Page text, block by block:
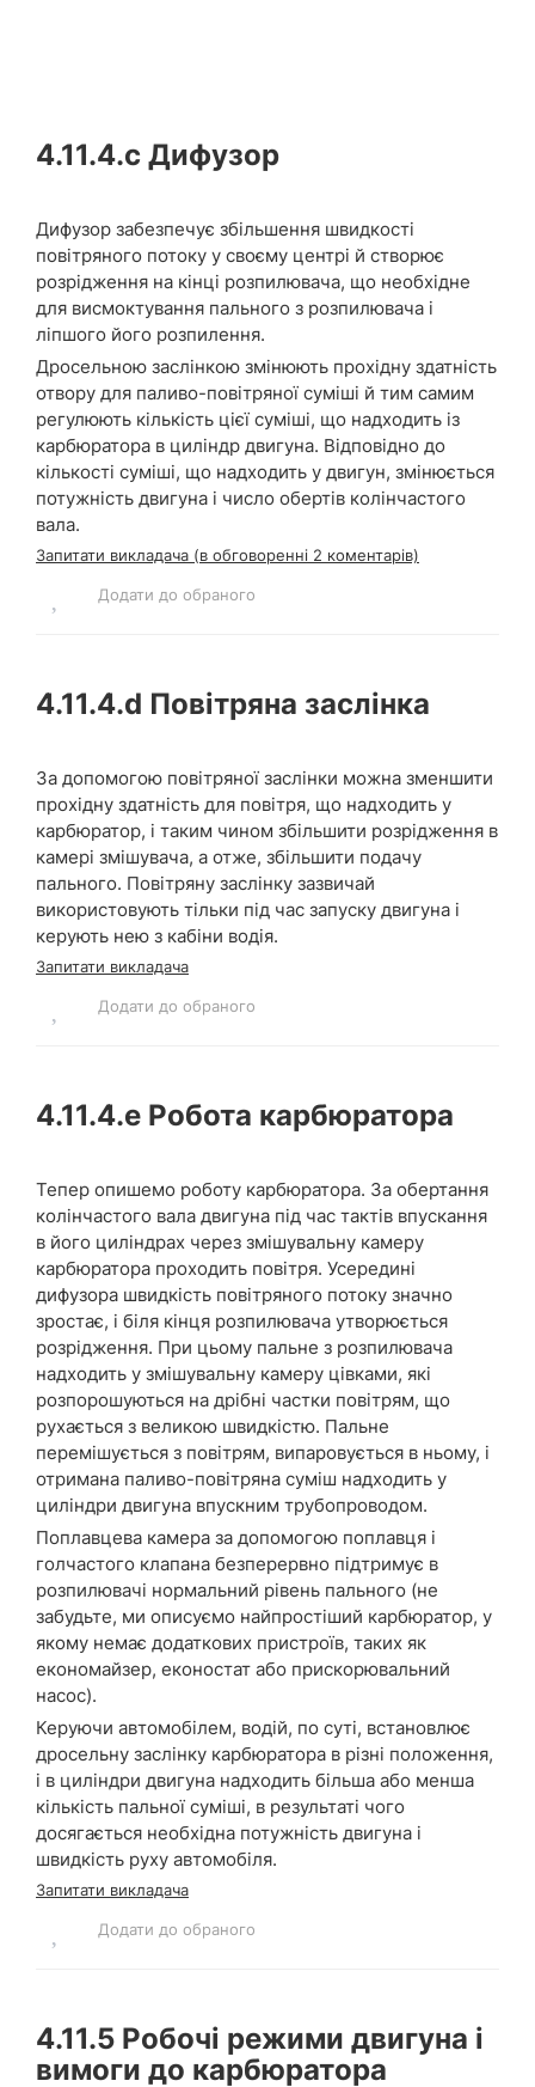
4.11.4.c Дифузор
Дифузор забезпечує збільшення швидкості
повітряного потоку у своєму центрі й створює
розрідження на кінці розпилювача, що необхідне
для висмоктування пального з розпилювача і
ліпшого його розпилення.
Дросельною заслінкою змінюють прохідну здатність
отвору для паливо-повітряної суміші й тим самим
регулюють кількість цієї суміші, що надходить із
карбюратора в циліндр двигуна. Відповідно до
кількості суміші, що надходить у двигун, змінюється
потужність двигуна і число обертів колінчастого
вала.
Запитати викладача (в обговоренні 2 коментарів)
Додати до обраного
4.11.4.d Повітряна заслінка
За допомогою повітряної заслінки можна зменшити
прохідну здатність для повітря, що надходить у
карбюратор, і таким чином збільшити розрідження в
камері змішувача, а отже, збільшити подачу
пального. Повітряну заслінку зазвичай
використовують тільки під час запуску двигуна і
керують нею з кабіни водія.
Запитати викладача
Додати до обраного
4.11.4.e Робота карбюратора
Тепер опишемо роботу карбюратора. За обертання
колінчастого вала двигуна під час тактів впускання
в його циліндрах через змішувальну камеру
карбюратора проходить повітря. Усередині
дифузора швидкість повітряного потоку значно
зростає, і біля кінця розпилювача утворюється
розрідження. При цьому пальне з розпилювача
надходить у змішувальну камеру цівками, які
розпорошуються на дрібні частки повітрям, що
рухається з великою швидкістю. Пальне
перемішується з повітрям, випаровується в ньому, і
отримана паливо-повітряна суміш надходить у
циліндри двигуна впускним трубопроводом.
Поплавцева камера за допомогою поплавця і
голчастого клапана безперервно підтримує в
розпилювачі нормальний рівень пального (не
забудьте, ми описуємо найпростіший карбюратор, у
якому немає додаткових пристроїв, таких як
економайзер, еконостат або прискорювальний
насос).
Керуючи автомобілем, водій, по суті, встановлює
дросельну заслінку карбюратора в різні положення,
і в циліндри двигуна надходить більша або менша
кількість пальної суміші, в результаті чого
досягається необхідна потужність двигуна і
швидкість руху автомобіля.
Запитати викладача
Додати до обраного
4.11.5 Робочі режими двигуна і
вимоги до карбюратора